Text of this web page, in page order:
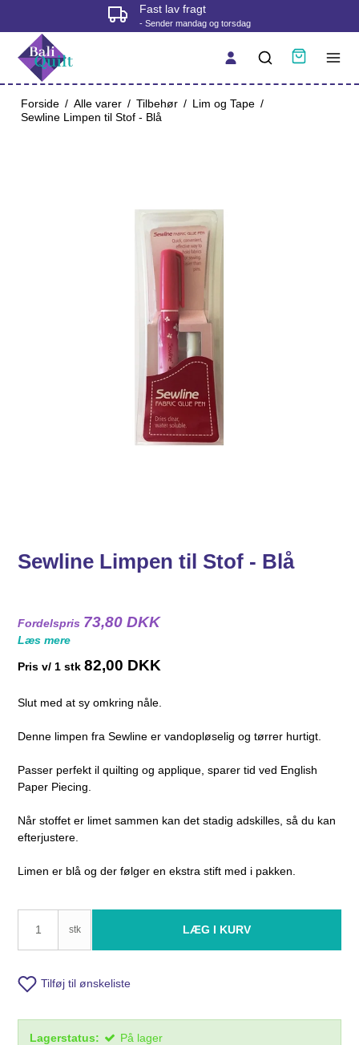
- tjek åbningstider før du kommer
Forside / Alle varer / Tilbehør / Lim og Tape /
Sewline Limpen til Stof - Blå
Sewline Limpen til Stof - Blå
Fordelspris 73,80 DKK
Læs mere
Pris v/ 1 stk 82,00 DKK
Slut med at sy omkring nåle.
Denne limpen fra Sewline er vandopløselig og tørrer hurtigt.
Passer perfekt il quilting og applique, sparer tid ved English
Paper Piecing.
Når stoffet er limet sammen kan det stadig adskilles, så du kan
efterjustere.
Limen er blå og der følger en ekstra stift med i pakken.
Lagerstatus: På lager
stk LÆG I KURV
Tilføj til ønskeliste